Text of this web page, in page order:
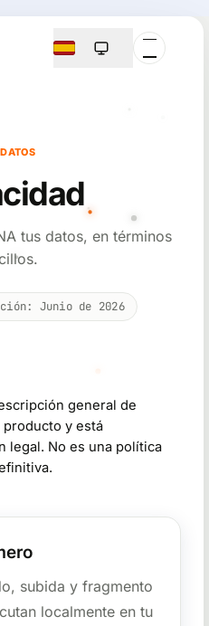
tus datos, en términos
: Junio de 2026
general de
y está
legal. No es una política
subida y fragmento
localmente en tu